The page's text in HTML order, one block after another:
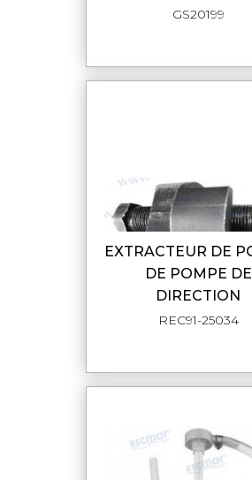
GS20199
EXTRACTEUR DE POULIE
DE POMPE DE
DIRECTION
REC91-25034